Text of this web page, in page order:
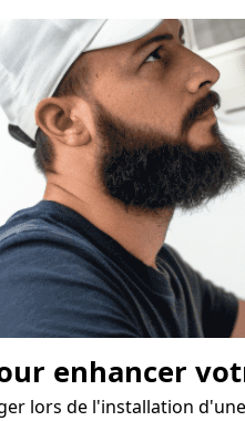
enhancer
lors de l'installation